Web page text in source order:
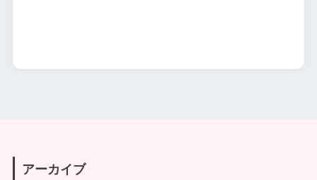
アーカイブ